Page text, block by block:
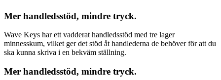
Mer handledsstöd, mindre tryck.
Wave Keys har ett vadderat handledsstöd med tre lager
minnesskum, vilket ger det stöd åt handlederna de behöver för att du
ska kunna skriva i en bekväm ställning.
Mer handledsstöd, mindre tryck.